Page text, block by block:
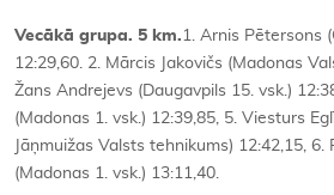
Vecākā grupa. 5 km.1. Arnis Pētersons
12:29,60. 2. Mārcis Jakovičs (Madonas
Žans Andrejevs (Daugavpils 15. vsk.)
(Madonas 1. vsk.) 12:39,85, 5. Viesturs
Jāņmuižas Valsts tehnikums) 12:42,15, 6.
(Madonas 1. vsk.) 13:11,40.